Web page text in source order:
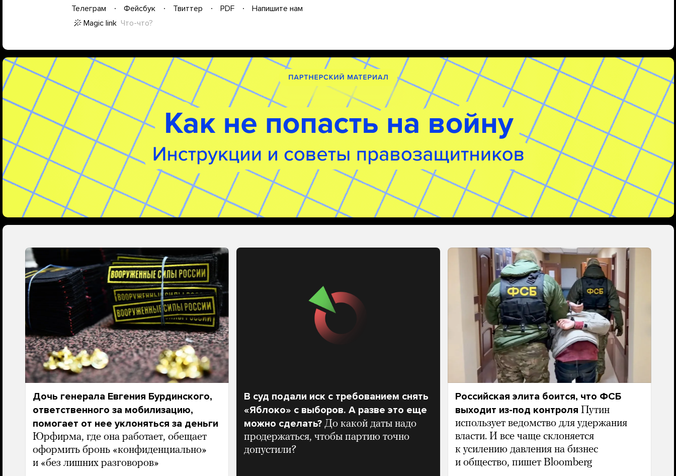
Телеграм Фейсбук Твиттер PDF
Напишите нам
Magic link Что-что?
Дочь генерала Евгения Бурдинского,
ответственного за мобилизацию,
помогает от нее уклоняться за деньги
Юрфирма, где она работает, обещает
оформить бронь «конфиденциально»
и «без лишних разговоров»
В суд подали иск с требованием снять
«Яблоко» с выборов. А разве это еще
можно сделать? До какой даты надо
продержаться, чтобы партию точно
допустили?
Российская элита боится, что ФСБ
выходит из-под контроля Путин
использует ведомство для удержания
власти. И все чаще склоняется
к усилению давления на бизнес
и общество, пишет Bloomberg